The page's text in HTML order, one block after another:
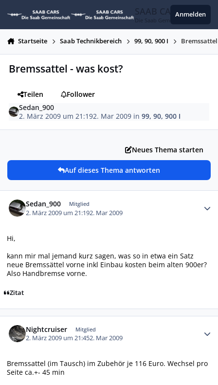
SAAB CARS
Die Saab Gemeinschaft
Anmelden
Startseite Saab Technikbereich 99, 90, 900 I
Bremssattel - was kost?
Teilen
Follower
Sedan_900
2. März 2009 um 21:192. Mar 2009 in99, 90, 900 I
Neues Thema starten
Auf dieses Thema antworten
Sedan_900 Mitglied
2. März 2009 um 21:192. Mar 2009
Hi,
kann mir mal jemand kurz sagen, was so in etwa ein Satz
neue Bremssättel vorne inkl Einbau kosten beim alten 900er?
Also Handbremse vorne.
Zitat
Nightcruiser Mitglied
2. März 2009 um 21:452. Mar 2009
Bremssattel (im Tausch) im Zubehör je 116 Euro. Wechsel pro
Seite ca.+- 45 min